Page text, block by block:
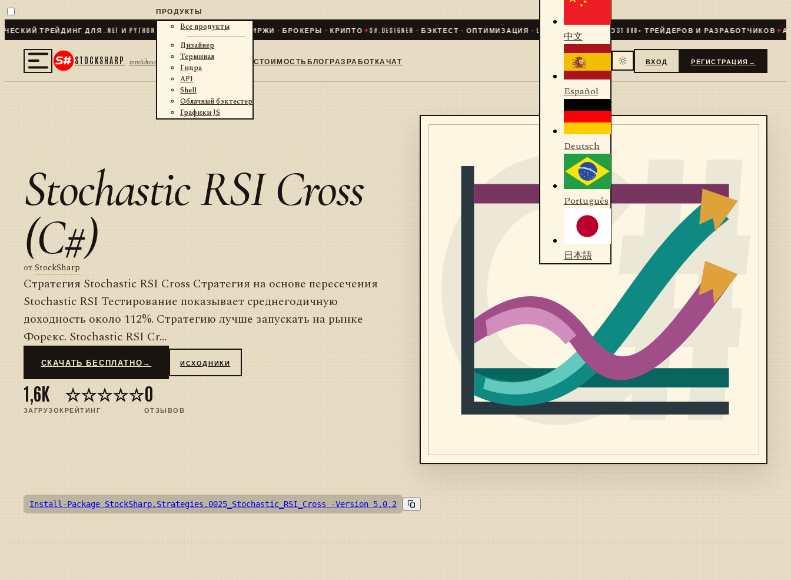
ТРЕЙДИНГ ДЛЯ .NET И PYTHON✦ 70 + КОННЕКТОРОВ · БИРЖИ · БРОКЕРЫ · КРИПТО✦S#.DESIGNER · БЭКТЕСТ · ОПТИМИЗАЦИЯ · LIVE СООБЩЕСТВО 31 000+ ТРЕЙДЕРОВ И РАЗРАБОТЧИКОВ✦
STOCKSHARP трейдинг
ПРОДУКТЫ
Все продукты
Дизайнер
Терминал
Гидра
API
Shell
Облачный бэктестер
Графики JS
СТОИМОСТЬБЛОГРАЗРАБОТКАЧАТ
中文
Español
Deutsch
Português
日本語
ВХОД РЕГИСТРАЦИЯ →
Stochastic RSI Cross
(C#)
отStockSharp
Стратегия Stochastic RSI Cross Стратегия на основе пересечения
Stochastic RSI Тестирование показывает среднегодичную
доходность около 112%. Стратегию лучше запускать на рынке
Форекс. Stochastic RSI Cr...
СКАЧАТЬ БЕСПЛАТНО → ИСХОДНИКИ
1,6K
ЗАГРУЗОК
☆☆☆☆☆
РЕЙТИНГ
0
ОТЗЫВОВ
Install-Package StockSharp.Strategies.0025_Stochastic_RSI_Cross -Version 5.0.2